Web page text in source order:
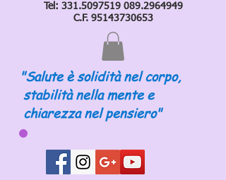
Tel: 331.5097519 089.2964949
C.F. 95143730653
"Salute è solidità nel corpo,
stabilità nella mente e
chiarezza nel pensiero"